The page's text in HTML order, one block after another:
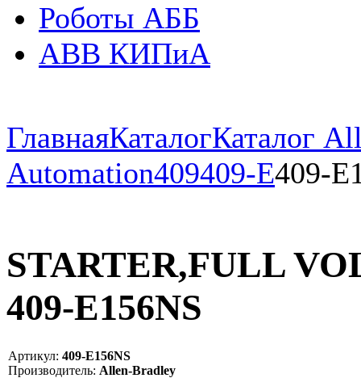
Роботы АББ
ABB КИПиА
ГлавнаяКаталогКаталог
Automation409409-E409-
STARTER,FULL
409-E156NS
Артикул: 409-E156NS
Производитель: Allen-Bradley